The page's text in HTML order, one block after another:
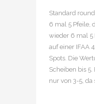
Standard
6 mal 5 Pfeile,
wieder 6 mal 5
auf einer IFAA
Spots. Die
Scheiben bis 5.
nur von 3-5, da